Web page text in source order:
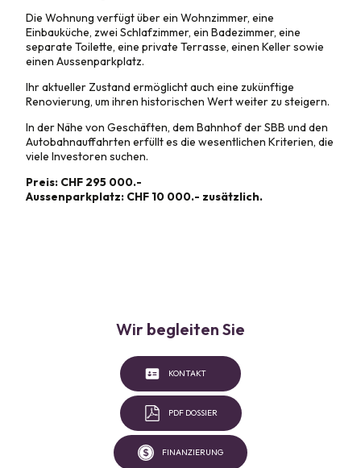
Die Wohnung verfügt über ein Wohnzimmer, eine
Einbauküche, zwei Schlafzimmer, ein Badezimmer, eine
separate Toilette, eine private Terrasse, einen Keller sowie
einen Aussenparkplatz.
Ihr aktueller Zustand ermöglicht auch eine zukünftige
Renovierung, um ihren historischen Wert weiter zu steigern.
In der Nähe von Geschäften, dem Bahnhof der SBB und den
Autobahnauffahrten erfüllt es die wesentlichen Kriterien, die
viele Investoren suchen.
Preis: CHF 295 000.-
Aussenparkplatz: CHF 10 000.- zusätzlich.
Wir begleiten Sie
KONTAKT
PDF DOSSIER
FINANZIERUNG